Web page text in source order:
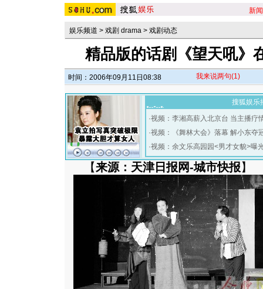
新闻
娱乐频道 > 戏剧 drama > 戏剧动态
精品版的话剧《望天吼》
时间：2006年09月11日08:38 我来说两句(1)
搜狐娱乐
·视频：李湘高薪入北京台 当主播疗
·视频：《舞林大会》落幕 解小东夺
·视频：余文乐高园园<男才女貌>曝
【来源：天津日报网-城市快报】